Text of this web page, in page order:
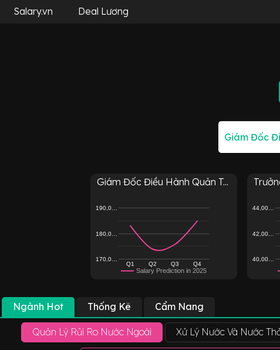
Salary.vn Deal Lương
Giám Đốc Điều Hành Quản T...
Salary Prediction in 2025
Q1 Q2 Q3 Q4
170,0…
180,0…
190,0…
40,00…
42,00…
44,00…
Ngành Hot Thống Kê Cẩm Nang
Quản Lý Rủi Ro Nước Ngoài Xử Lý Nước Và Nước